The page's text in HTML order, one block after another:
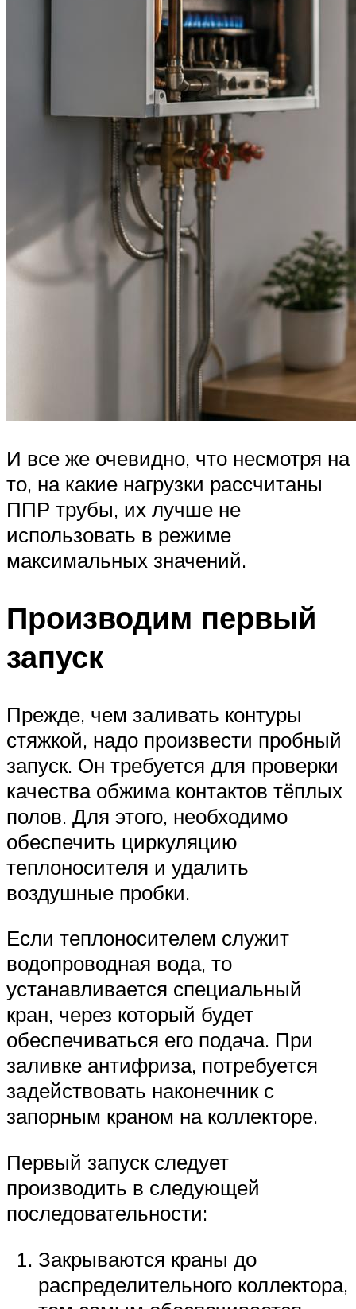
И все же очевидно, что несмотря на
то, на какие нагрузки рассчитаны
ППР трубы, их лучше не
использовать в режиме
максимальных значений.
Производим первый
запуск
Прежде, чем заливать контуры
стяжкой, надо произвести пробный
запуск. Он требуется для проверки
качества обжима контактов тёплых
полов. Для этого, необходимо
обеспечить циркуляцию
теплоносителя и удалить
воздушные пробки.
Если теплоносителем служит
водопроводная вода, то
устанавливается специальный
кран, через который будет
обеспечиваться его подача. При
заливке антифриза, потребуется
задействовать наконечник с
запорным краном на коллекторе.
Первый запуск следует
производить в следующей
последовательности:
Закрываются краны до
распределительного коллектора,